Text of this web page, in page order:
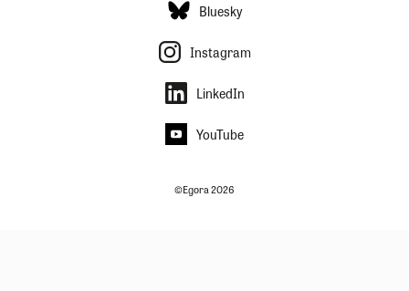
Bluesky
Instagram
LinkedIn
YouTube
©Egora 2026